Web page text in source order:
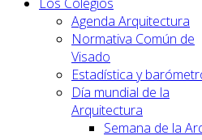
Agenda Arquitectura
Normativa Común de
Visado
Estadística y
Día mundial de la
Arquitectura
Semana de la